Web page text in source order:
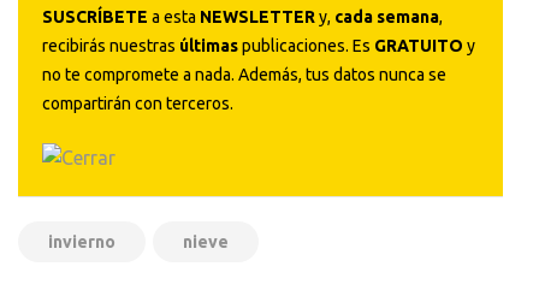
SUSCRÍBETE a esta NEWSLETTER y, cada semana,
recibirás nuestras últimaspublicaciones. Es GRATUITO y
no te compromete a nada. Además, tus datos nunca se
compartirán con terceros.
invierno nieve